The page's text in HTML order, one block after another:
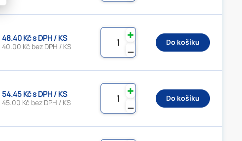
48.40 Kč s DPH / KS
40.00 Kč bez DPH / KS ⚊
✚
Do košíku
54.45 Kč s DPH / KS
45.00 Kč bez DPH / KS ⚊
✚
Do košíku